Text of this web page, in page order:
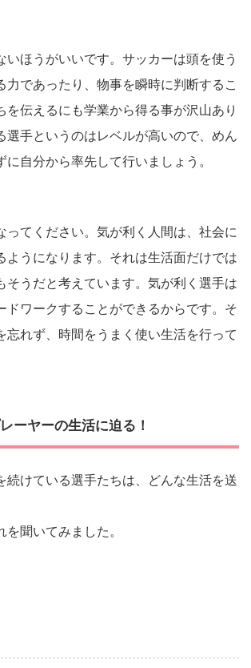
いほうがいいです。サッカーは頭を使う
力であったり、物事を瞬時に判断するこ
を伝えるにも学業から得る事が沢山あり
選手というのはレベルが高いので、めん
に自分から率先して行いましょう。
ってください。気が利く人間は、社会に
ようになります。それは生活面だけでは
そうだと考えています。気が利く選手は
ドワークすることができるからです。そ
忘れず、時間をうまく使い生活を行って
ーヤーの生活に迫る！
続けている選手たちは、どんな生活を送
聞いてみました。